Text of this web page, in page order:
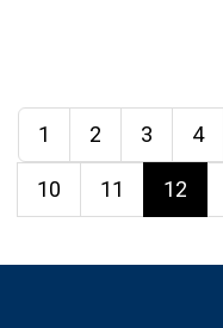
1 2 3 4
10 11 12